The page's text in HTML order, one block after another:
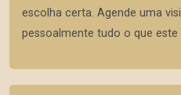
escolha certa. Agende uma
pessoalmente tudo o que